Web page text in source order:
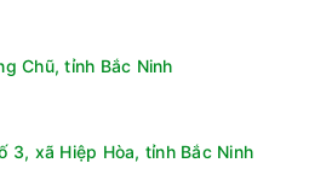
Chũ, tỉnh Bắc Ninh
3, xã Hiệp Hòa, tỉnh Bắc Ninh